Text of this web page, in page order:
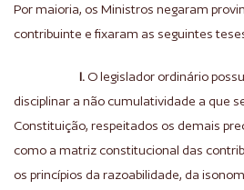
Por maioria, os Ministros negaram
contribuinte e fixaram as seguintes
I.O legislador ordinário
disciplinar a não cumulatividade a que
Constituição, respeitados os demais
como a matriz constitucional das
os princípios da razoabilidade, da